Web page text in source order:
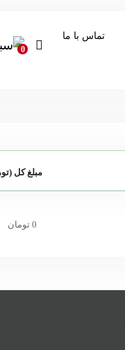
تماس با ما
0
مبلغ کل
0 تومان